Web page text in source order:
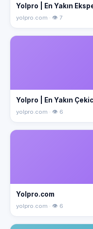
Yolpro | En Yakın
yolpro.com · 👁 7
Yolpro | En Yakın
yolpro.com · 👁 6
Yolpro.com
yolpro.com · 👁 6